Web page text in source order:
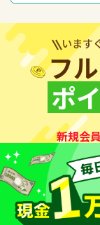
います
フ
ポ
新規会